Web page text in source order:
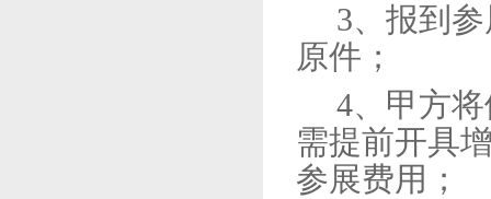
3、 报到
原件；
4、 甲方
需提前开具
参展费用；